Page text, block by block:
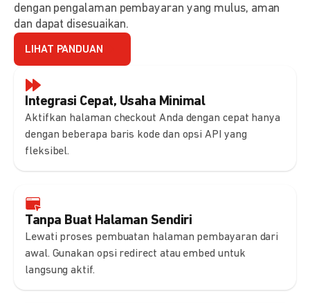
Integrasi Cepat, Usaha Minimal
Aktifkan halaman checkout Anda dengan cepat hanya
dengan beberapa baris kode dan opsi API yang
fleksibel.
Tanpa Buat Halaman Sendiri
Lewati proses pembuatan halaman pembayaran dari
awal. Gunakan opsi redirect atau embed untuk
langsung aktif.
dengan pengalaman pembayaran yang mulus, aman
dan dapat disesuaikan.
LIHAT PANDUAN